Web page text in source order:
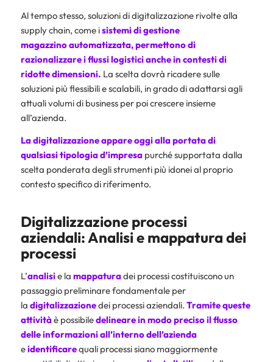
Al tempo stesso, soluzioni di digitalizzazione rivolte alla
supply chain, come isistemi digestione
magazzino automatizzata, permettono di
razionalizzare i flussi logistici anche in contesti di
ridotte dimensioni. La scelta dovrà ricadere sulle
soluzioni più flessibili e scalabili, in grado di adattarsi agli
attuali volumi di business per poi crescere insieme
all’azienda.
La digitalizzazione appare oggi alla portata di
qualsiasi tipologia d’impresapurché supportata dalla
scelta ponderata degli strumenti più idonei al proprio
contesto specifico di riferimento.
Digitalizzazione processi
aziendali: Analisi e mappatura dei
processi
L’analisie la mappaturadei processi costituiscono un
passaggio preliminare fondamentale per
la digitalizzazionedei processi aziendali. Tramite queste
attivitàè possibiledelinearein modo preciso il flusso
delle informazioni all’interno dell’azienda
eidentificarequali processi siano maggiormente